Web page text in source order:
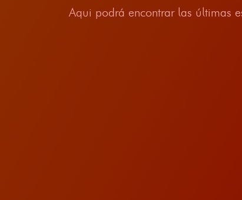
Aqui podrá encontrar las últimas